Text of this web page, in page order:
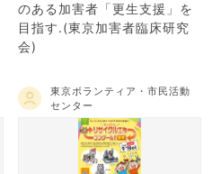
のある加害者「更生支援」を
目指す.(東京加害者臨床研究
会)
東京ボランティア・市民活動
センター